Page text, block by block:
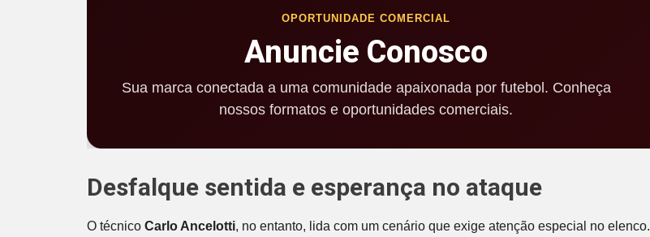
OPORTUNIDADE COMERCIAL
Anuncie Conosco
Sua marca conectada a uma comunidade apaixonada por futebol. Conheça
nossos formatos e oportunidades comerciais.
Desfalque sentida e esperança no ataque
O técnico Carlo Ancelotti, no entanto, lida com um cenário que exige atenção especial no elenco.